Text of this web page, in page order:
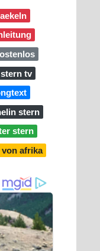
tv
stern
stern
afrika